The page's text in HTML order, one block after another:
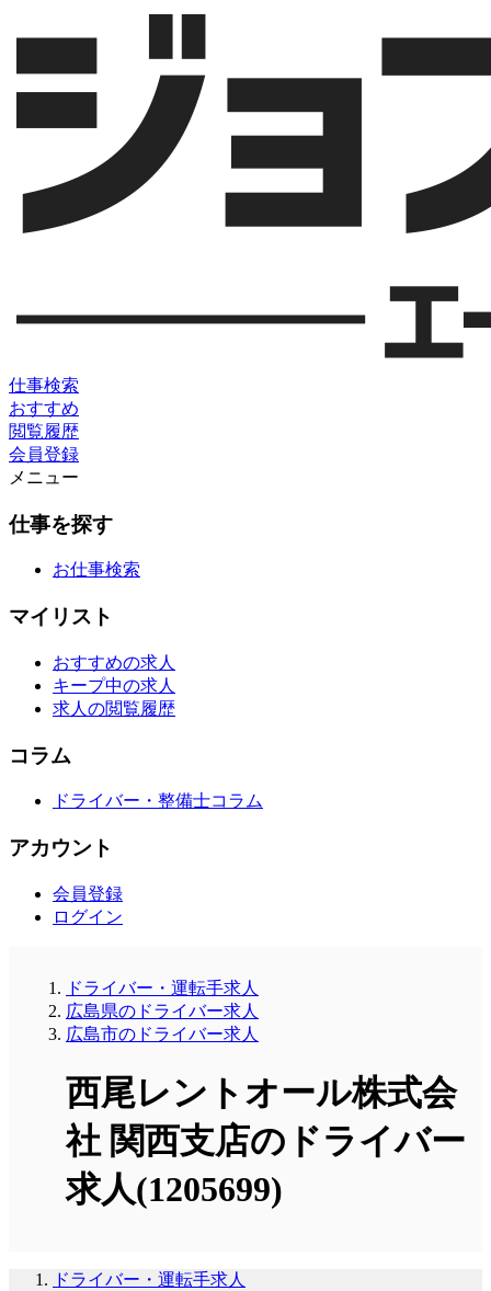
仕事検索
おすすめ
閲覧履歴
会員登録
メニュー
仕事を探す
お仕事検索
マイリスト
おすすめの求人
キープ中の求人
求人の閲覧履歴
コラム
ドライバー・整備士コラム
アカウント
会員登録
ログイン
ドライバー・運転手求人
広島県のドライバー求人
広島市のドライバー求人
西尾レントオール株式会
社 関西支店のドライバー
求人(1205699)
ドライバー・運転手求人